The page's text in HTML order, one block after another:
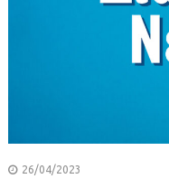
26/04/2023